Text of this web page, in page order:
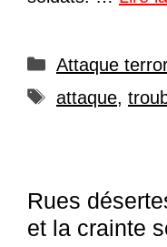
Catégories
Attaque
Étiquettes
attaque,
Rues
et la crainte